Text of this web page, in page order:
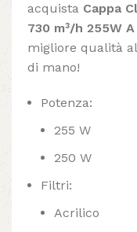
acquista Cappa
730 m³/h 255W A
migliore qualità
di mano!
Potenza:
255 W
250 W
Filtri:
Acrilico